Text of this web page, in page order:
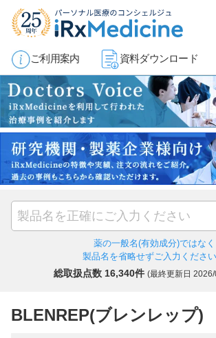
ご利用案内 資料ダウンロード
薬の一般名(有効成分)ではなく
製品名を省略せずご入力ください
総取扱点数 16,340件 (最終更新日
BLENREP(ブレンレップ)